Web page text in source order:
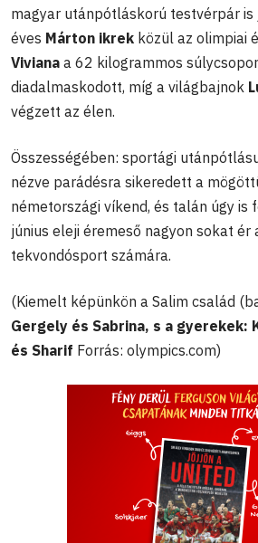
magyar utánpótláskorú testvérpár
éves Márton ikrek közül az olimpiai
Viviana a 62 kilogrammos
diadalmaskodott, míg a világbajnok
végzett az élen.
Összességében: sportági
nézve parádésra sikeredett a
németországi víkend, és talán úgy is
június eleji éremeső nagyon sokat ér
tekvondósport számára.
(Kiemelt képünkön a Salim család
Gergely és Sabrina, s a gyerekek:
és Sharif Forrás: olympics.com)